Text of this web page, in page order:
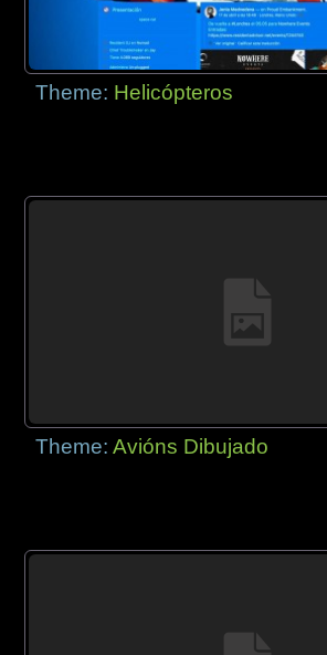
Theme: Helicópteros
Theme:Avións Dibujado